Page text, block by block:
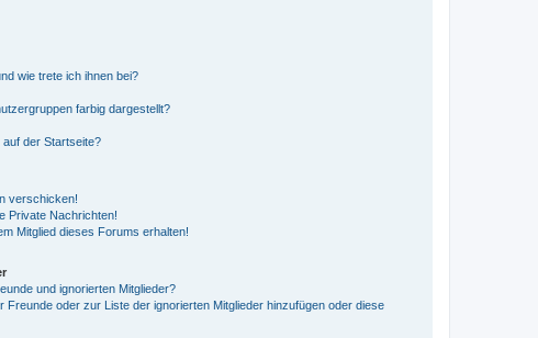
wie trete ich ihnen bei?
farbig dargestellt?
auf der Startseite?
verschicken!
Private Nachrichten!
Mitglied dieses Forums erhalten!
und ignorierten Mitglieder?
Freunde oder zur Liste der ignorierten Mitglieder hinzufügen oder diese